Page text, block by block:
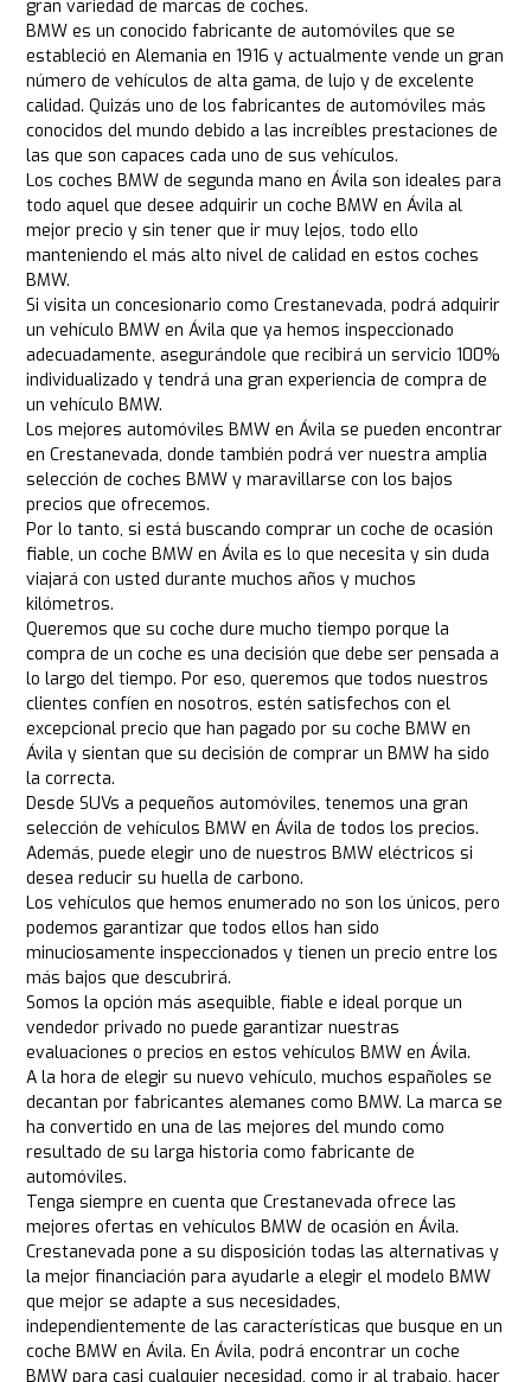
gran variedad de marcas de coches.
BMW es un conocido fabricante de automóviles que se
estableció en Alemania en 1916 y actualmente vende un gran
número de vehículos de alta gama, de lujo y de excelente
calidad. Quizás uno de los fabricantes de automóviles más
conocidos del mundo debido a las increíbles prestaciones de
las que son capaces cada uno de sus vehículos.
Los coches BMW de segunda mano en Ávila son ideales para
todo aquel que desee adquirir un coche BMW en Ávila al
mejor precio y sin tener que ir muy lejos, todo ello
manteniendo el más alto nivel de calidad en estos coches
BMW.
Si visita un concesionario como Crestanevada, podrá adquirir
un vehículo BMW en Ávila que ya hemos inspeccionado
adecuadamente, asegurándole que recibirá un servicio 100%
individualizado y tendrá una gran experiencia de compra de
un vehículo BMW.
Los mejores automóviles BMW en Ávila se pueden encontrar
en Crestanevada, donde también podrá ver nuestra amplia
selección de coches BMW y maravillarse con los bajos
precios que ofrecemos.
Por lo tanto, si está buscando comprar un coche de ocasión
fiable, un coche BMW en Ávila es lo que necesita y sin duda
viajará con usted durante muchos años y muchos
kilómetros.
Queremos que su coche dure mucho tiempo porque la
compra de un coche es una decisión que debe ser pensada a
lo largo del tiempo. Por eso, queremos que todos nuestros
clientes confíen en nosotros, estén satisfechos con el
excepcional precio que han pagado por su coche BMW en
Ávila y sientan que su decisión de comprar un BMW ha sido
la correcta.
Desde SUVs a pequeños automóviles, tenemos una gran
selección de vehículos BMW en Ávila de todos los precios.
Además, puede elegir uno de nuestros BMW eléctricos si
desea reducir su huella de carbono.
Los vehículos que hemos enumerado no son los únicos, pero
podemos garantizar que todos ellos han sido
minuciosamente inspeccionados y tienen un precio entre los
más bajos que descubrirá.
Somos la opción más asequible, fiable e ideal porque un
vendedor privado no puede garantizar nuestras
evaluaciones o precios en estos vehículos BMW en Ávila.
A la hora de elegir su nuevo vehículo, muchos españoles se
decantan por fabricantes alemanes como BMW. La marca se
ha convertido en una de las mejores del mundo como
resultado de su larga historia como fabricante de
automóviles.
Tenga siempre en cuenta que Crestanevada ofrece las
mejores ofertas en vehículos BMW de ocasión en Ávila.
Crestanevada pone a su disposición todas las alternativas y
la mejor financiación para ayudarle a elegir el modelo BMW
que mejor se adapte a sus necesidades,
independientemente de las características que busque en un
coche BMW en Ávila. En Ávila, podrá encontrar un coche
BMW para casi cualquier necesidad, como ir al trabajo, hacer